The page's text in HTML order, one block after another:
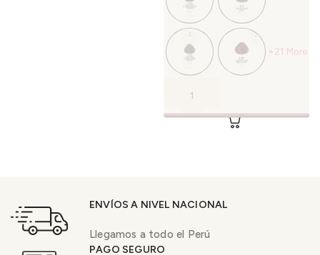
+21 More
ENVÍOS A NIVEL NACIONAL
Llegamos a todo el Perú
PAGO SEGURO